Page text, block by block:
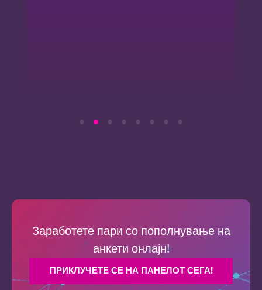
Заработете пари со пополнување на
анкети онлајн!
ПРИКЛУЧЕТЕ СЕ НА ПАНЕЛОТ СЕГА!